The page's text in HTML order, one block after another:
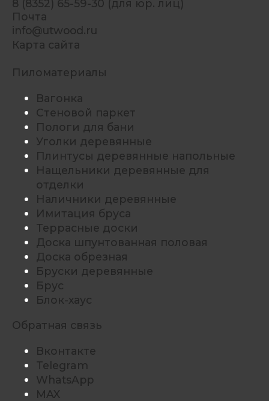
8 (8352) 65-59-30 (для юр. лиц)
Почта
info@utwood.ru
Карта сайта
Пиломатериалы
Вагонка
Стеновой паркет
Пологи для бани
Уголки деревянные
Плинтусы деревянные напольные
Нащельники деревянные для
отделки
Наличники деревянные
Имитация бруса
Террасные доски
Доска шпунтованная половая
Доска обрезная
Бруски деревянные
Брус
Блок-хаус
Обратная связь
Вконтакте
Telegram
WhatsApp
MAX